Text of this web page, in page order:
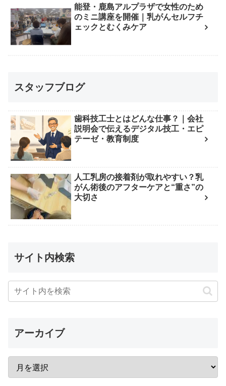
能登・鹿島アルプラザで女性のため
のミニ講座を開催｜乳がんセルフチ
ェックとむくみケア
スタッフブログ
歯科技工士とはどんな仕事？｜会社
説明会で伝えるデジタル技工・エピ
テーゼ・教育制度
人工乳房の接着剤が取れやすい？乳
がん術後のアフターケアと“重さ”の
大切さ
サイト内検索
アーカイブ